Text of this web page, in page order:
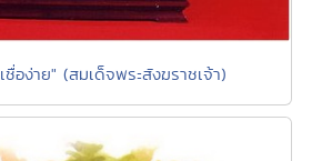
ชื่อง่าย" (สมเด็จพระสังฆราชเจ้า)